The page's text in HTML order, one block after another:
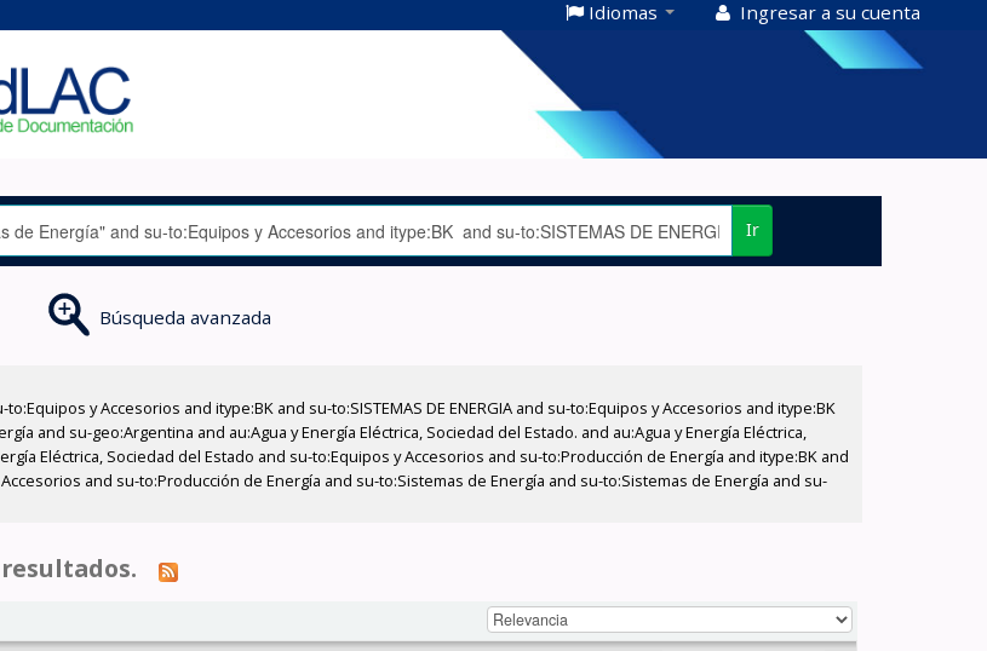
Idiomas Ingresar a su cuenta
Ir
Búsqueda avanzada
y Accesorios and itype:BK and su-to:SISTEMAS DE ENERGIA and su-to:Equipos y Accesorios and itype:BK
and su-geo:Argentina and au:Agua y Energía Eléctrica, Sociedad del Estado. and au:Agua y Energía Eléctrica,
Eléctrica, Sociedad del Estado and su-to:Equipos y Accesorios and su-to:Producción de Energía and itype:BK and
and su-to:Producción de Energía and su-to:Sistemas de Energía and su-to:Sistemas de Energía and su-